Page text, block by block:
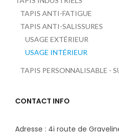
TAPIS ANTI-FATIGUE
TAPIS ANTI-SALISSURES
USAGE EXTÉRIEUR
USAGE INTÉRIEUR
TAPIS PERSONNALISABLE -
CONTACT INFO
Adresse : 4i route de